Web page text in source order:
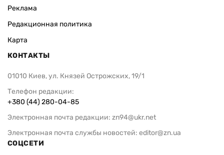
Реклама
Редакционная политика
Карта
КОНТАКТЫ
01010 Киев, ул. Князей Острожских, 19/1
Телефон редакции:
+380 (44) 280-04-85
Электронная почта редакции: zn94@ukr.net
Электронная почта службы новостей: editor@zn.ua
СОЦСЕТИ